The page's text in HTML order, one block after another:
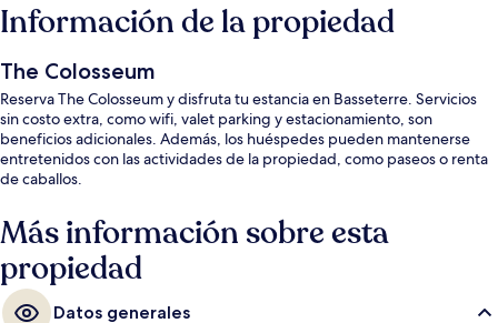
Información de la propiedad
The Colosseum
Reserva The Colosseum y disfruta tu estancia en Basseterre. Servicios
sin costo extra, como wifi, valet parking y estacionamiento, son
beneficios adicionales. Además, los huéspedes pueden mantenerse
entretenidos con las actividades de la propiedad, como paseos o renta
de caballos.
Más información sobre esta
propiedad
Datos generales